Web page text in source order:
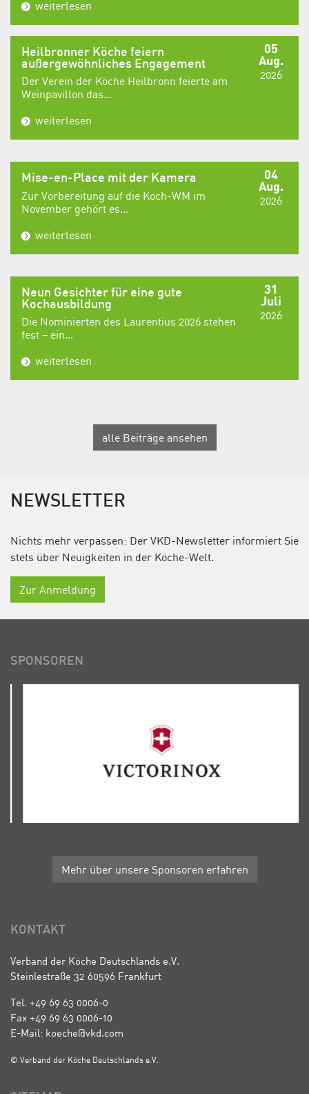
weiterlesen
05
Aug.
2026
Heilbronner Köche feiern
außergewöhnliches Engagement
Der Verein der Köche Heilbronn feierte am
Weinpavillon das...
weiterlesen
04
Aug.
2026
Mise-en-Place mit der Kamera
Zur Vorbereitung auf die Koch-WM im
November gehört es...
weiterlesen
31
Juli
2026
Neun Gesichter für eine gute
Kochausbildung
Die Nominierten des Laurentius 2026 stehen
fest – ein...
weiterlesen
alle Beiträge ansehen
NEWSLETTER
Nichts mehr verpassen: Der VKD-Newsletter informiert Sie
stets über Neuigkeiten in der Köche-Welt.
Zur Anmeldung
SPONSOREN
Mehr über unsere Sponsoren erfahren
KONTAKT
Verband der Köche Deutschlands e.V.
Steinlestraße 32 60596 Frankfurt
Tel. +49 69 63 0006-0
Fax +49 69 63 0006-10
E-Mail: koeche@vkd.com
© Verband der Köche Deutschlands e.V.